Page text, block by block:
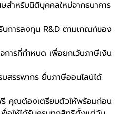
สำหรับนิติบุคคลใหม่จากธนาคาร
บการลงทุน R&D ตามเกณฑ์ของ
การที่กำหนด เพื่อยกเว้นภาษีเงิน
สรรพากร ยื่นภาษีออนไลน์ได้
รี คุณต้องเตรียมตัวให้พร้อมก่อน